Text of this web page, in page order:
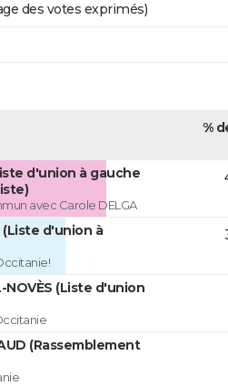
des votes exprimés)
%
d'union à gauche
avec Carole DELGA
(Liste d'union à
NOVÈS (Liste d'union
(Rassemblement